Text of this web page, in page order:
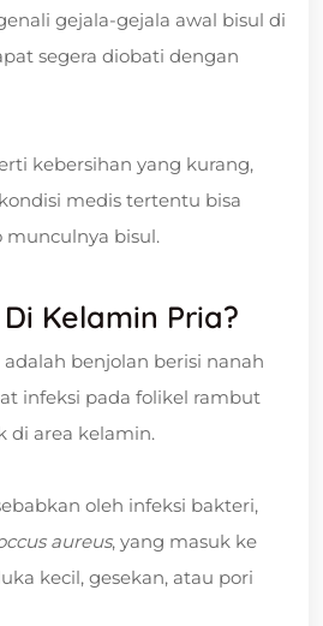
gejala-gejala awal bisul di
segera diobati dengan
kebersihan yang kurang,
medis tertentu bisa
bisul.
Kelamin Pria?
benjolan berisi nanah
infeksi pada folikel rambut
di area kelamin.
oleh infeksi bakteri,
aureus, yang masuk ke
kecil, gesekan, atau pori